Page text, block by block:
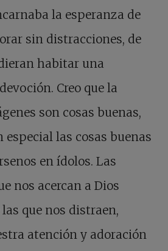
la esperanza de
sin distracciones, de
habitar una
Creo que la
son cosas buenas,
especial las cosas buenas
en ídolos. Las
nos acercan a Dios
que nos distraen,
atención y adoración